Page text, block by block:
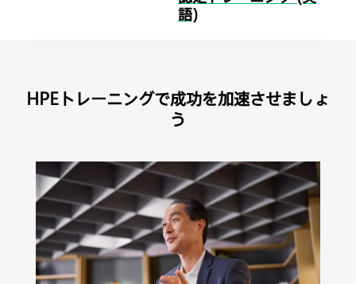
語)
HPEトレーニングで成功を加速させましょ
う